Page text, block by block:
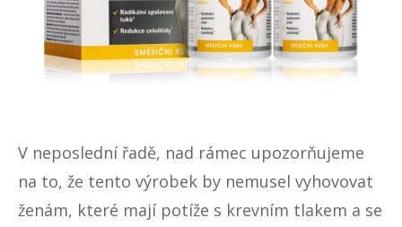
V neposlední řadě, nad rámec upozorňujeme
na to, že tento výrobek by nemusel vyhovovat
ženám, které mají potíže s krevním tlakem a se